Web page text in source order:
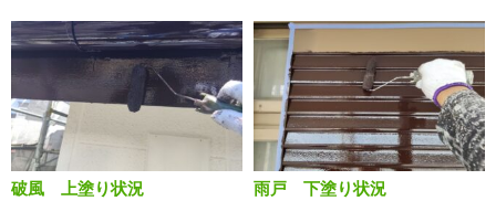
破風 上塗り状況 雨戸 下塗り状況